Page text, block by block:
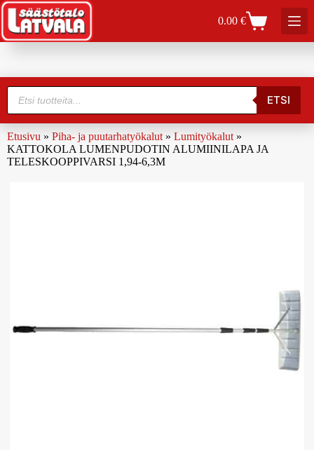
0.00€
ETSI
Etusivu » Piha- ja puutarhatyökalut » Lumityökalut »
KATTOKOLA LUMENPUDOTIN ALUMIINILAPA JA
TELESKOOPPIVARSI 1,94-6,3M